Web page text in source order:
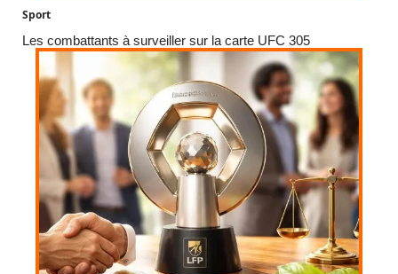
Sport
Les combattants à surveiller sur la carte UFC 305